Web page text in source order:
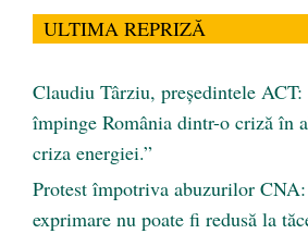
ULTIMA REPRIZĂ
Claudiu Târziu, președintele
împinge România dintr-o criză în
criza energiei.”
Protest împotriva abuzurilor
exprimare nu poate fi redusă la